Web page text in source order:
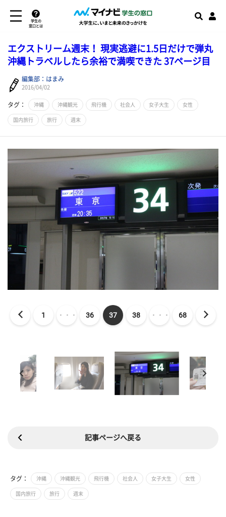
学生の
窓口とは
​エクストリーム週末！ 現実逃避に1.5日だけで弾丸
沖縄トラベルしたら余裕で満喫できた 37ページ目
編集部：はまみ
2016/04/02
タグ： 沖縄 沖縄観光 飛行機 社会人 女子大生 女性
国内旅行 旅行 週末
1 ・・・ 36 37 38 ・・・ 68
記事ページへ戻る
タグ： 沖縄 沖縄観光 飛行機 社会人 女子大生 女性
国内旅行 旅行 週末